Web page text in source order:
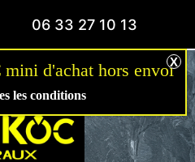
06 33 27 10 13
les conditions